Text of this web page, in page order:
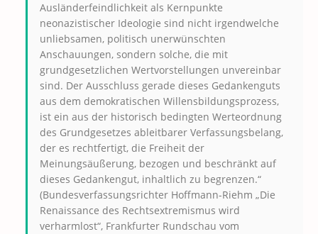
Ausländerfeindlichkeit als Kernpunkte
neonazistischer Ideologie sind nicht irgendwelche
unliebsamen, politisch unerwünschten
Anschauungen, sondern solche, die mit
grundgesetzlichen Wertvorstellungen unvereinbar
sind. Der Ausschluss gerade dieses Gedankenguts
aus dem demokratischen Willensbildungsprozess,
ist ein aus der historisch bedingten Werteordnung
des Grundgesetzes ableitbarer Verfassungsbelang,
der es rechtfertigt, die Freiheit der
Meinungsäußerung, bezogen und beschränkt auf
dieses Gedankengut, inhaltlich zu begrenzen.“
(Bundesverfassungsrichter Hoffmann-Riehm „Die
Renaissance des Rechtsextremismus wird
verharmlost“, Frankfurter Rundschau vom